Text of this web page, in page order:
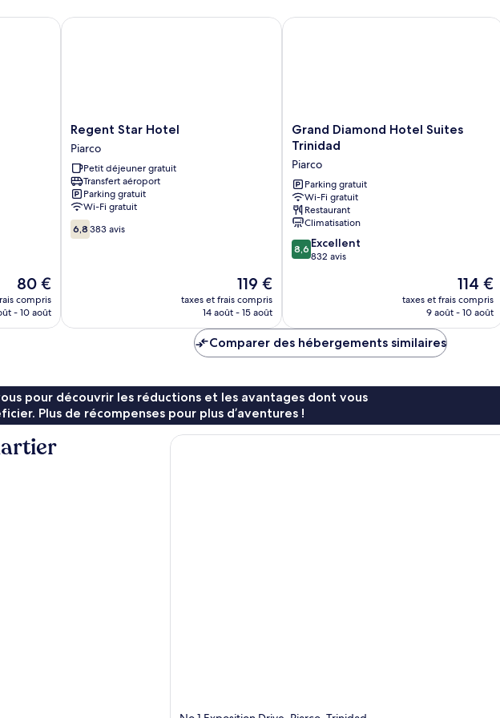
1
Le
nouveau
prix
80 €
compris
- 10 août
Regent
Star
Hotel
Piarco
Regent Star Hotel
Piarco
Petit déjeuner gratuit
Transfert aéroport
Parking gratuit
Wi-Fi gratuit
6.8
sur
6,8 383 avis
Le
nouveau
prix
de
119 €
119 €
taxes et frais compris
14 août - 15 août
Regent Star Hotel
Grand
Diamond
Suites
Trinidad
Piarco
Grand Diamond Hotel Suites
Trinidad
Piarco
Parking gratuit
Wi-Fi gratuit
Restaurant
Climatisation
8.6
sur
8,6 Excellent
832 avis
Le
nouveau
prix
114 €
taxes et frais compris
9 août - 10 août
Grand Diamond Hotel Suites Trinidad
Comparer des hébergements similaires
pour découvrir les réductions et les avantages dont vous
Plus de récompenses pour plus d’aventures !